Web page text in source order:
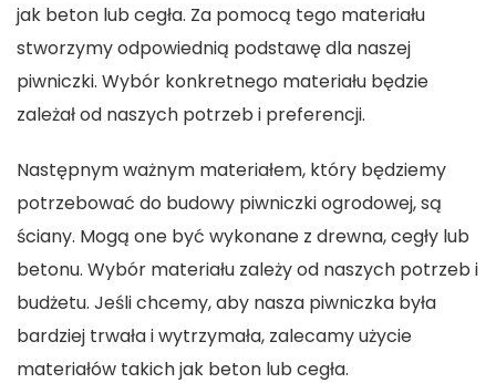
jak beton lub cegła. Za pomocą tego materiału
stworzymy odpowiednią podstawę dla naszej
piwniczki. Wybór konkretnego materiału będzie
zależał od naszych potrzeb i preferencji.
Następnym ważnym materiałem, który będziemy
potrzebować do budowy piwniczki ogrodowej, są
ściany. Mogą one być wykonane z drewna, cegły lub
betonu. Wybór materiału zależy od naszych potrzeb i
budżetu. Jeśli chcemy, aby nasza piwniczka była
bardziej trwała i wytrzymała, zalecamy użycie
materiałów takich jak beton lub cegła.